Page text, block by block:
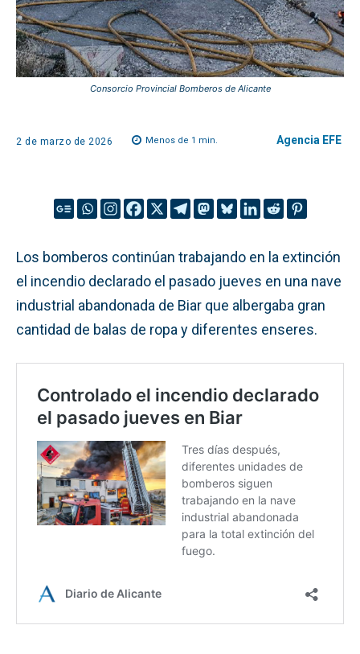
Consorcio Provincial Bomberos de Alicante
2 de marzo de 2026 Menos de 1 min. Agencia EFE
Los bomberos continúan trabajando en la extinción
el incendio declarado el pasado jueves en una nave
industrial abandonada de Biar que albergaba gran
cantidad de balas de ropa y diferentes enseres.